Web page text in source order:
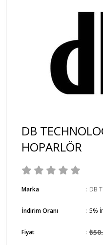
DB
HOPARLÖR
Marka : DB
İndirim Oranı : %
5
Fiyat :